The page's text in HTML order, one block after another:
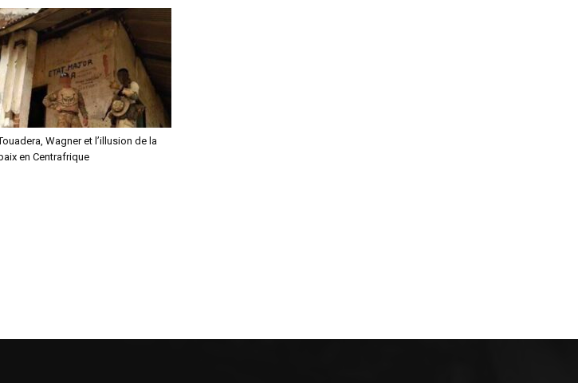
Wagner et l’illusion de la
en Centrafrique